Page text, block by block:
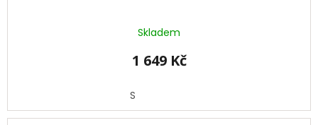
Skladem
1 649 Kč
S